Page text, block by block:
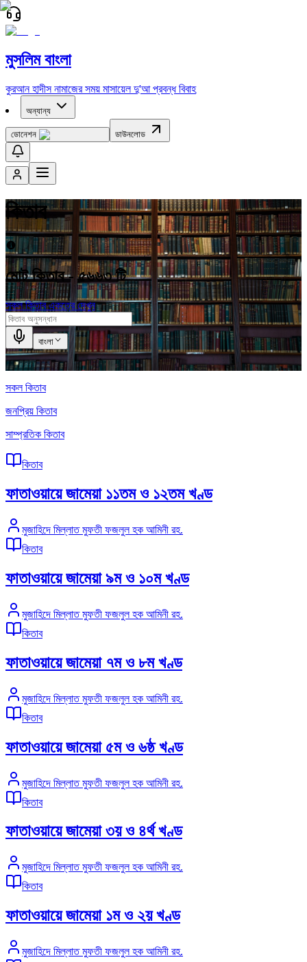
মুসলিম বাংলা
কুরআন হাদীস নামাজের সময় মাসায়েল দু'আ প্রবন্ধ বিবাহ
অন্যান্য
ডোনেশন ডাউনলোড
কিতাব
মোট কিতাব - ৫৬৬৩টি
সকল কিতাব একত্রে দেখুন
বাংলা
সকল কিতাব
জনপ্রিয় কিতাব
সাম্প্রতিক কিতাব
কিতাব
ফাতাওয়ায়ে জামেয়া ১১তম ও ১২তম খণ্ড
মুজাহিদে মিল্লাত মুফতী ফজলুল হক আমিনী রহ.
কিতাব
ফাতাওয়ায়ে জামেয়া ৯ম ও ১০ম খণ্ড
মুজাহিদে মিল্লাত মুফতী ফজলুল হক আমিনী রহ.
কিতাব
ফাতাওয়ায়ে জামেয়া ৭ম ও ৮ম খণ্ড
মুজাহিদে মিল্লাত মুফতী ফজলুল হক আমিনী রহ.
কিতাব
ফাতাওয়ায়ে জামেয়া ৫ম ও ৬ষ্ঠ খণ্ড
মুজাহিদে মিল্লাত মুফতী ফজলুল হক আমিনী রহ.
কিতাব
ফাতাওয়ায়ে জামেয়া ৩য় ও ৪র্থ খণ্ড
মুজাহিদে মিল্লাত মুফতী ফজলুল হক আমিনী রহ.
কিতাব
ফাতাওয়ায়ে জামেয়া ১ম ও ২য় খণ্ড
মুজাহিদে মিল্লাত মুফতী ফজলুল হক আমিনী রহ.